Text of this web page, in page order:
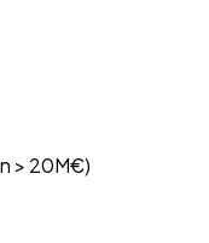
> 20M€)